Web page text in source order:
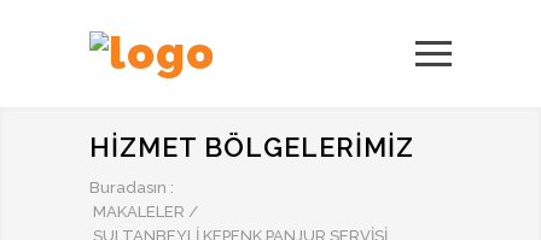
HIZMET BÖLGELERIMIZ
Buradasın :
MAKALELER /
SULTANBEYLI KEPENK PANJUR SERVISI